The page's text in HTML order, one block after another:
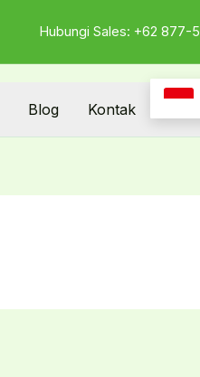
Hubungi Sales: +62 877-
Blog Kontak